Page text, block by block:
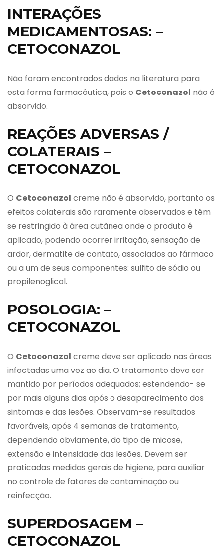
INTERAÇÕES
MEDICAMENTOSAS: –
CETOCONAZOL
Não foram encontrados dados na literatura para
esta forma farmacêutica, pois o Cetoconazol não é
absorvido.
REAÇÕES ADVERSAS /
COLATERAIS –
CETOCONAZOL
O Cetoconazol creme não é absorvido, portanto os
efeitos colaterais são raramente observados e têm
se restringido à área cutânea onde o produto é
aplicado, podendo ocorrer irritação, sensação de
ardor, dermatite de contato, associados ao fármaco
ou a um de seus componentes: sulfito de sódio ou
propilenoglicol.
POSOLOGIA: –
CETOCONAZOL
O Cetoconazol creme deve ser aplicado nas áreas
infectadas uma vez ao dia. O tratamento deve ser
mantido por períodos adequados; estendendo- se
por mais alguns dias após o desaparecimento dos
sintomas e das lesões. Observam-se resultados
favoráveis, após 4 semanas de tratamento,
dependendo obviamente, do tipo de micose,
extensão e intensidade das lesões. Devem ser
praticadas medidas gerais de higiene, para auxiliar
no controle de fatores de contaminação ou
reinfecção.
SUPERDOSAGEM –
CETOCONAZOL